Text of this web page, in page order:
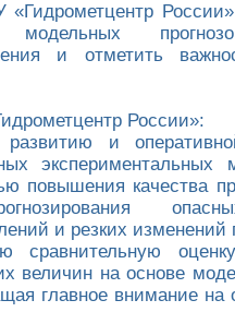
модельных
и отметить
России»:
и
экспериментальных
повышения качества
и резких изменений
оценку
величин на основе
главное внимание на